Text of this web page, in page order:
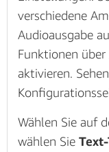
verschiedene
Audioausgabe
Funktionen
aktivieren.
Wählen Sie auf
wählen Sie